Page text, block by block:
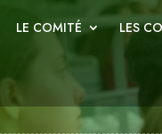
LE COMITÉ LES